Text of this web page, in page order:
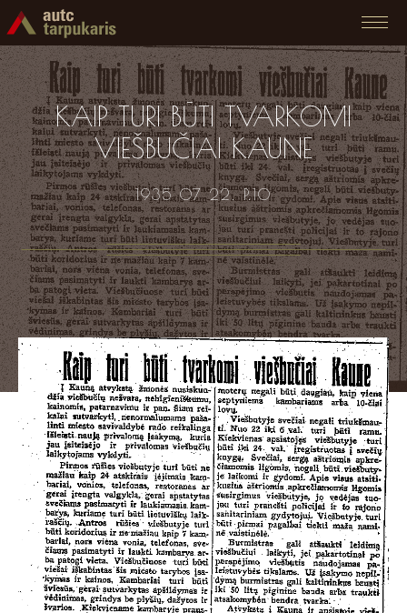
KAIP TURI BŪTI TVARKOMI
VIEŠBUČIAI KAUNE
1935 07 22. P.10